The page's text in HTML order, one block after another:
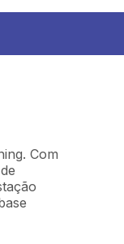
Com